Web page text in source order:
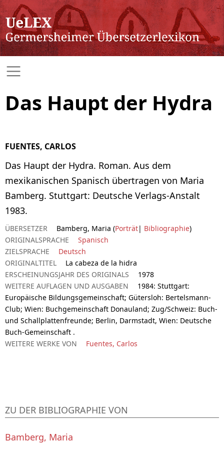
Das Haupt der Hydra
FUENTES, CARLOS
Das Haupt der Hydra. Roman. Aus dem
mexikanischen Spanisch übertragen von Maria
Bamberg. Stuttgart: Deutsche Verlags-Anstalt
1983.
ÜBERSETZER Bamberg, Maria (Porträt| Bibliographie)
ORIGINALSPRACHE
Spanisch
ZIELSPRACHE
Deutsch
ORIGINALTITEL
La cabeza de la hidra
ERSCHEINUNGSJAHR DES ORIGINALS
1978
WEITERE AUFLAGEN UND AUSGABEN
1984: Stuttgart:
Europäische Bildungsgemeinschaft; Gütersloh: Bertelsmann-
Club; Wien: Buchgemeinschaft Donauland; Zug/Schweiz: Buch-
und Schallplattenfreunde; Berlin, Darmstadt, Wien: Deutsche
Buch-Gemeinschaft .
WEITERE WERKE VON
Fuentes, Carlos
ZU DER BIBLIOGRAPHIE VON
Bamberg, Maria